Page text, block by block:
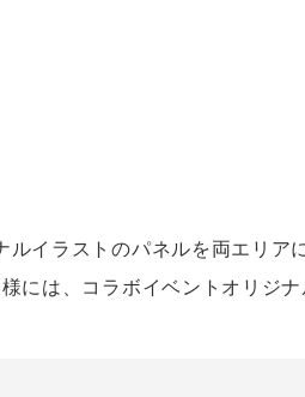
イラストのパネルを両エリア
には、コラボイベントオリジ